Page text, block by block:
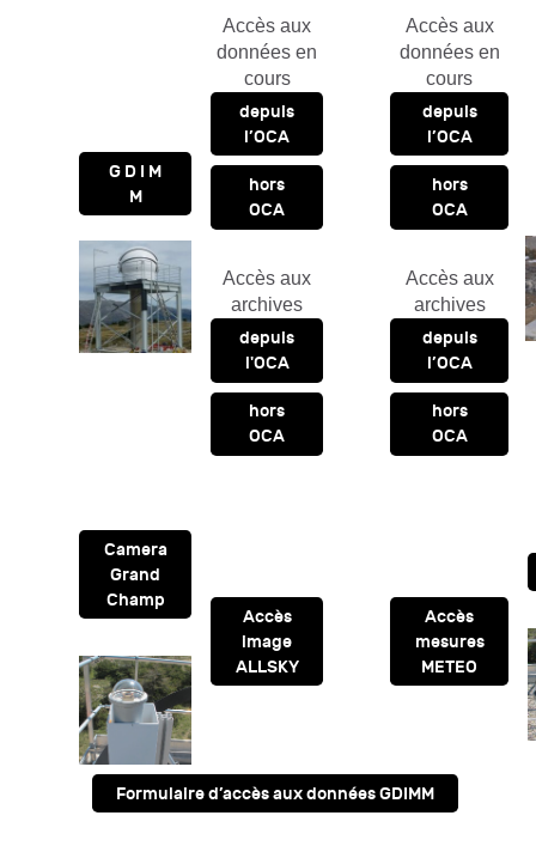
G D I M
M
Accès aux
données en
cours
depuis
l’OCA
hors
OCA
Accès aux
archives
depuis
l'OCA
hors
OCA
Accès aux
données en
cours
depuis
l’OCA
hors
OCA
Accès aux
archives
depuis
l’OCA
hors
OCA
Camera
Grand
Champ
Accès
image
ALLSKY
Accès
mesures
METEO
Formulaire d’accès aux données GDIMM